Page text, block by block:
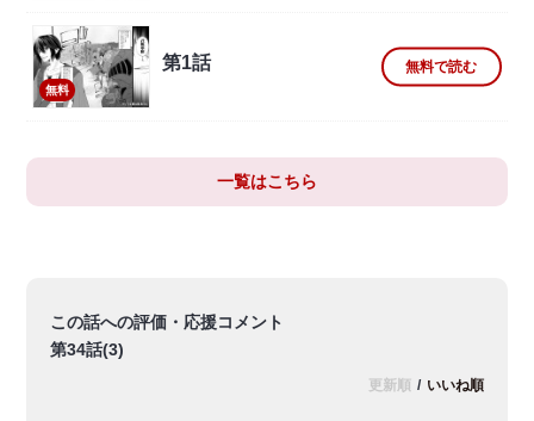
無料
第1話 無料で読む
一覧はこちら
この話への評価・応援コメント
第34話(3)
更新順 / いいね順